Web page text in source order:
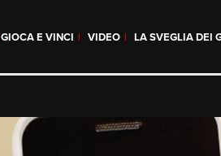
GIOCA E VINCI VIDEO LA SVEGLIA DEI